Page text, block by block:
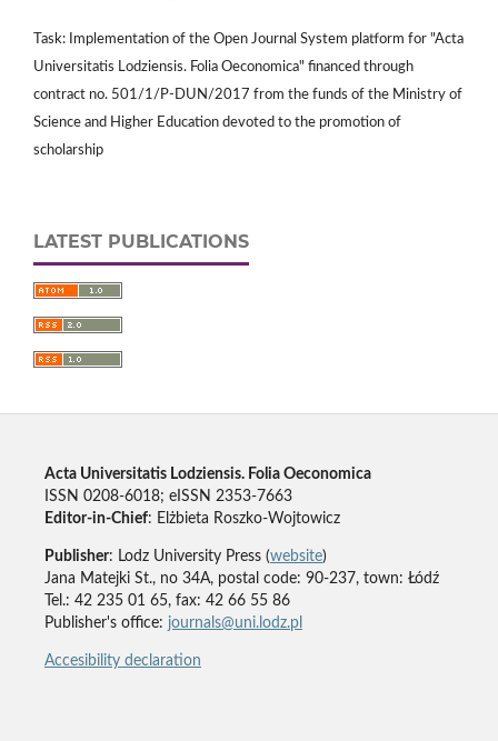
Task: Implementation of the Open Journal System platform for "Acta
Universitatis Lodziensis. Folia Oeconomica" financed through
contract no. 501/1/P-DUN/2017 from the funds of the Ministry of
Science and Higher Education devoted to the promotion of
scholarship
LATEST PUBLICATIONS
Acta Universitatis Lodziensis. Folia Oeconomica
ISSN 0208-6018; eISSN 2353-7663
Editor-in-Chief: Elżbieta Roszko-Wojtowicz
Publisher: Lodz University Press (website)
Jana Matejki St., no 34A, postal code: 90-237, town: Łódź
Tel.: 42 235 01 65, fax: 42 66 55 86
Publisher's office: journals@uni.lodz.pl
Accesibility declaration